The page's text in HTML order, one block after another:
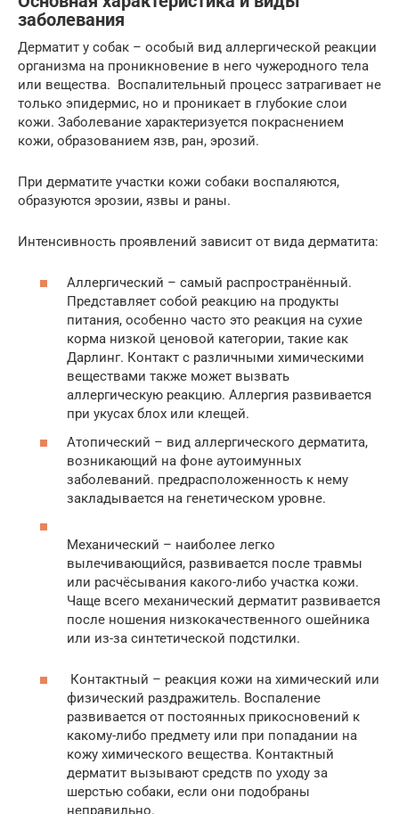
заболевания
Дерматит у собак – особый вид аллергической реакции
организма на проникновение в него чужеродного тела
или вещества. Воспалительный процесс затрагивает не
только эпидермис, но и проникает в глубокие слои
кожи. Заболевание характеризуется покраснением
кожи, образованием язв, ран, эрозий.
При дерматите участки кожи собаки воспаляются,
образуются эрозии, язвы и раны.
Интенсивность проявлений зависит от вида дерматита:
Аллергический – самый распространённый.
Представляет собой реакцию на продукты
питания, особенно часто это реакция на сухие
корма низкой ценовой категории, такие как
Дарлинг. Контакт с различными химическими
веществами также может вызвать
аллергическую реакцию. Аллергия развивается
при укусах блох или клещей.
Атопический – вид аллергического дерматита,
возникающий на фоне аутоимунных
заболеваний. предрасположенность к нему
закладывается на генетическом уровне.
Механический – наиболее легко
вылечивающийся, развивается после травмы
или расчёсывания какого-либо участка кожи.
Чаще всего механический дерматит развивается
после ношения низкокачественного ошейника
или из-за синтетической подстилки.
Контактный – реакция кожи на химический или
физический раздражитель. Воспаление
развивается от постоянных прикосновений к
какому-либо предмету или при попадании на
кожу химического вещества. Контактный
дерматит вызывают средств по уходу за
шерстью собаки, если они подобраны
неправильно.